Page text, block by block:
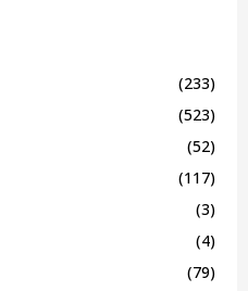
(233)
(523)
(52)
(117)
(3)
(4)
(79)